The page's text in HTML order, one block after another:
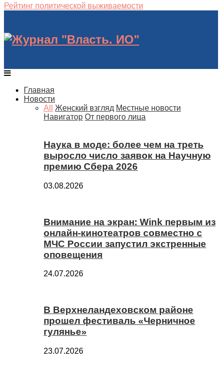
Рейтинг политической выживаемости
Главная
Новости
All
Женский взгляд Местные новости
Навигатор От первого лица
Наука в моде: более чем на треть
выросло число заявок на Научную
премию Сбера 2026
03.08.2026
Внимание на экран: Wink первым из
онлайн-кинотеатров совместно с
МЧС России запустил экстренные
оповещения
24.07.2026
В Верхнеландеховском районе
прошел фестиваль «Черничное
гулянье»
23.07.2026